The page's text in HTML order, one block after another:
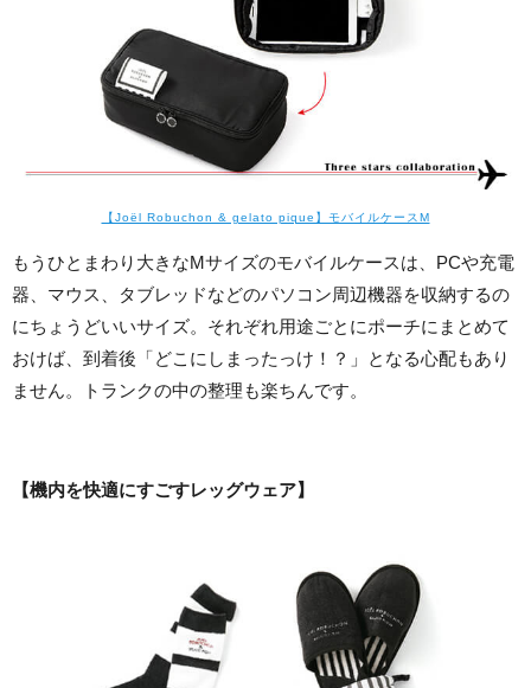
【Joël Robuchon & gelato pique】モバイルケースM
もうひとまわり大きなMサイズのモバイルケースは、PCや充電
器、マウス、タブレッドなどのパソコン周辺機器を収納するの
にちょうどいいサイズ。それぞれ用途ごとにポーチにまとめて
おけば、到着後「どこにしまったっけ！？」となる心配もあり
ません。トランクの中の整理も楽ちんです。
【機内を快適にすごすレッグウェア】